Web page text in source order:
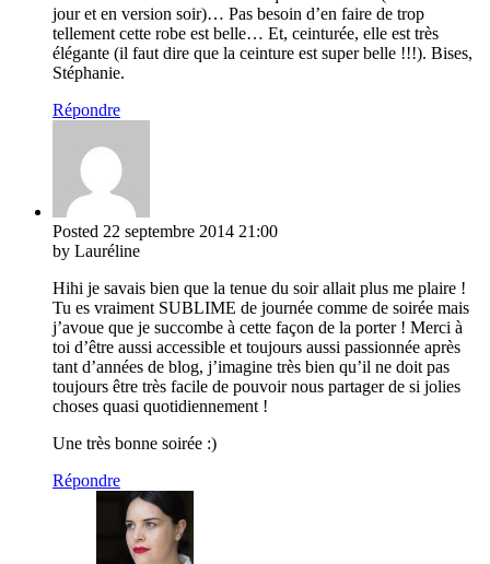
jour et en version soir)… Pas besoin d’en faire de trop
tellement cette robe est belle… Et, ceinturée, elle est très
élégante (il faut dire que la ceinture est super belle !!!). Bises,
Stéphanie.
Répondre
Posted 22 septembre 2014 21:00
by Lauréline
Hihi je savais bien que la tenue du soir allait plus me plaire !
Tu es vraiment SUBLIME de journée comme de soirée mais
j’avoue que je succombe à cette façon de la porter ! Merci à
toi d’être aussi accessible et toujours aussi passionnée après
tant d’années de blog, j’imagine très bien qu’il ne doit pas
toujours être très facile de pouvoir nous partager de si jolies
choses quasi quotidiennement !
Une très bonne soirée :)
Répondre